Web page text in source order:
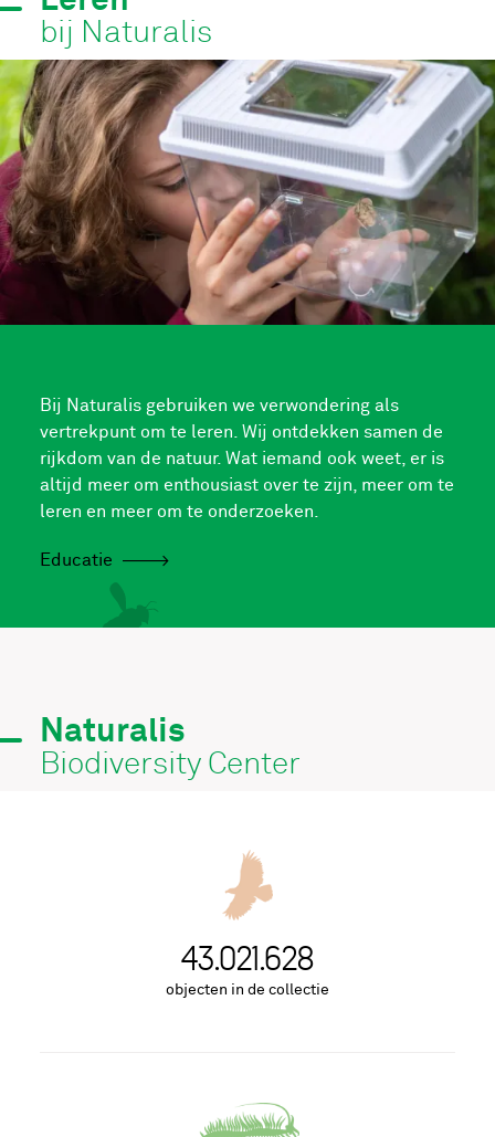
bij Naturalis
Bij Naturalis gebruiken we verwondering als
vertrekpunt om te leren. Wij ontdekken samen de
rijkdom van de natuur. Wat iemand ook weet, er is
altijd meer om enthousiast over te zijn, meer om te
leren en meer om te onderzoeken.
Educatie
Naturalis
Biodiversity Center
43.021.976
objecten in de collectie